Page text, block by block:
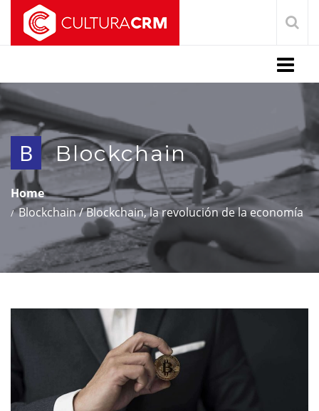
B Blockchain
Home
Blockchain/Blockchain, la revolución de la economía